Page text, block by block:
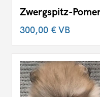
Zwergspitz-
300,00 €VB